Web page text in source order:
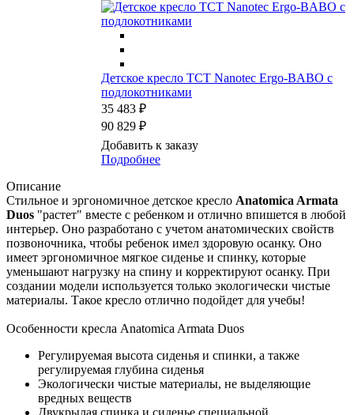
Детское кресло TCT Nanotec Ergo-BABO с
подлокотниками
35 483 ₽
90 829 ₽
Добавить к заказу
Подробнее
Описание
Стильное и эргономичное детское кресло Anatomica Armata
Duos "растет" вместе с ребенком и отлично впишется в любой
интерьер. Оно разработано с учетом анатомических свойств
позвоночника, чтобы ребенок имел здоровую осанку. Оно
имеет эргономичное мягкое сиденье и спинку, которые
уменьшают нагрузку на спину и корректируют осанку. При
создании модели используется только экологически чистые
материалы. Такое кресло отлично подойдет для учебы!
Особенности кресла Anatomica Armata Duos
Регулируемая высота сиденья и спинки, а также
регулируемая глубина сиденья
Экологически чистые материалы, не выделяющие
вредных веществ
Двукрылая спинка и сиденье специальной